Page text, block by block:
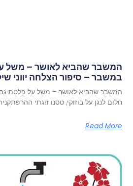
המשבר שהביא לאושר – משל
במשבר – סיפור הצלחה יווני
המשבר שהביא לאושר – משל על פלטת
חלום לנגן על בוזוקי, טסנו זוגתי
Read More